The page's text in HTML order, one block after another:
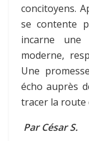
concitoyens.
se contente
incarne une
moderne,
Une
écho auprès
tracer la route
Par César S.